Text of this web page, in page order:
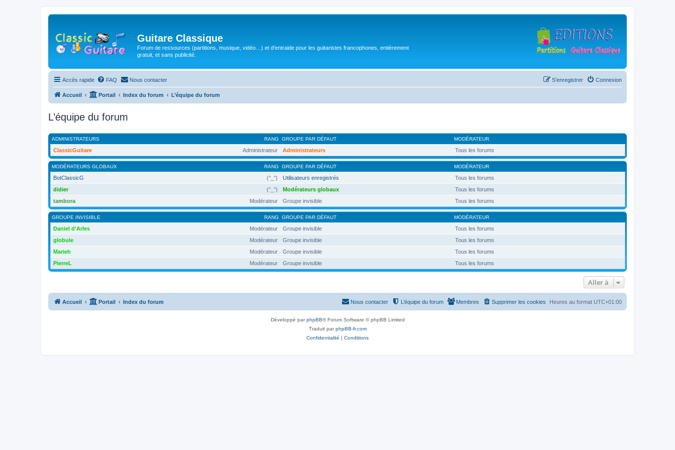
Guitare Classique
Forum de ressources (partitions, musique, vidéo…) et d'entraide pour les guitaristes francophones, entièrement
gratuit, et sans publicité.
Accès rapide FAQ Nous contacter Connexion
S’enregistrer
Accueil Portail Index du forum L’équipe du forum
L’équipe du forum
RANG
ADMINISTRATEURS GROUPE PAR DÉFAUT MODÉRATEUR
Administrateur
ClassicGuitare Administrateurs Tous les forums
RANG
MODÉRATEURS GLOBAUX GROUPE PAR DÉFAUT MODÉRATEUR
(°_°)
BotClassicG Utilisateurs enregistrés
Tous les forums
(°_°)
didier Modérateurs globaux
Tous les forums
Modérateur
tambora Groupe invisible Tous les forums
RANG
GROUPE INVISIBLE GROUPE PAR DÉFAUT MODÉRATEUR
Modérateur
Daniel d'Arles Groupe invisible
Tous les forums
Modérateur
globule Groupe invisible
Tous les forums
Modérateur
Marieh Groupe invisible
Tous les forums
Modérateur
PierreL Groupe invisible Tous les forums
Aller à
Accueil Portail Index du forum Heures au format UTC+01:00
Supprimer les cookies
Membres
L’équipe du forum
Nous contacter
Développé parphpBB® Forum Software © phpBB Limited
Traduit parphpBB-fr.com
Confidentialité | Conditions